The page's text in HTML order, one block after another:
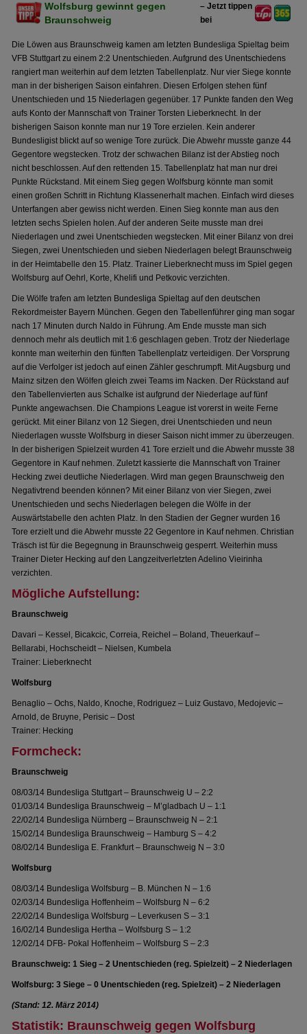
Wolfsburg gewinnt gegen
Braunschweig
– Jetzt tippen
bei
Die Löwen aus Braunschweig kamen am letzten Bundesliga Spieltag beim
VFB Stuttgart zu einem 2:2 Unentschieden. Aufgrund des Unentschiedens
rangiert man weiterhin auf dem letzten Tabellenplatz. Nur vier Siege konnte
man in der bisherigen Saison einfahren. Diesen Erfolgen stehen fünf
Unentschieden und 15 Niederlagen gegenüber. 17 Punkte fanden den Weg
aufs Konto der Mannschaft von Trainer Torsten Lieberknecht. In der
bisherigen Saison konnte man nur 19 Tore erzielen. Kein anderer
Bundesligist blickt auf so wenige Tore zurück. Die Abwehr musste ganze 44
Gegentore wegstecken. Trotz der schwachen Bilanz ist der Abstieg noch
nicht beschlossen. Auf den rettenden 15. Tabellenplatz hat man nur drei
Punkte Rückstand. Mit einem Sieg gegen Wolfsburg könnte man somit
einen großen Schritt in Richtung Klassenerhalt machen. Einfach wird dieses
Unterfangen aber gewiss nicht werden. Einen Sieg konnte man aus den
letzten sechs Spielen holen. Auf der anderen Seite musste man drei
Niederlagen und zwei Unentschieden wegstecken. Mit einer Bilanz von drei
Siegen, zwei Unentschieden und sieben Niederlagen belegt Braunschweig
in der Heimtabelle den 15. Platz. Trainer Lieberknecht muss im Spiel gegen
Wolfsburg auf Oehrl, Korte, Khelifi und Petkovic verzichten.
Die Wölfe trafen am letzten Bundesliga Spieltag auf den deutschen
Rekordmeister Bayern München. Gegen den Tabellenführer ging man sogar
nach 17 Minuten durch Naldo in Führung. Am Ende musste man sich
dennoch mehr als deutlich mit 1:6 geschlagen geben. Trotz der Niederlage
konnte man weiterhin den fünften Tabellenplatz verteidigen. Der Vorsprung
auf die Verfolger ist jedoch auf einen Zähler geschrumpft. Mit Augsburg und
Mainz sitzen den Wölfen gleich zwei Teams im Nacken. Der Rückstand auf
den Tabellenvierten aus Schalke ist aufgrund der Niederlage auf fünf
Punkte angewachsen. Die Champions League ist vorerst in weite Ferne
gerückt. Mit einer Bilanz von 12 Siegen, drei Unentschieden und neun
Niederlagen wusste Wolfsburg in dieser Saison nicht immer zu überzeugen.
In der bisherigen Spielzeit wurden 41 Tore erzielt und die Abwehr musste 38
Gegentore in Kauf nehmen. Zuletzt kassierte die Mannschaft von Trainer
Hecking zwei deutliche Niederlagen. Wird man gegen Braunschweig den
Negativtrend beenden können? Mit einer Bilanz von vier Siegen, zwei
Unentschieden und sechs Niederlagen belegen die Wölfe in der
Auswärtstabelle den achten Platz. In den Stadien der Gegner wurden 16
Tore erzielt und die Abwehr musste 22 Gegentore in Kauf nehmen. Christian
Träsch ist für die Begegnung in Braunschweig gesperrt. Weiterhin muss
Trainer Dieter Hecking auf den Langzeitverletzten Adelino Vieirinha
verzichten.
Mögliche Aufstellung:
Braunschweig
Davari – Kessel, Bicakcic, Correia, Reichel – Boland, Theuerkauf –
Bellarabi, Hochscheidt – Nielsen, Kumbela
Trainer: Lieberknecht
Wolfsburg
Benaglio – Ochs, Naldo, Knoche, Rodriguez – Luiz Gustavo, Medojevic –
Arnold, de Bruyne, Perisic – Dost
Trainer: Hecking
Formcheck:
Braunschweig
08/03/14 Bundesliga Stuttgart – Braunschweig U – 2:2
01/03/14 Bundesliga Braunschweig – M’gladbach U – 1:1
22/02/14 Bundesliga Nürnberg – Braunschweig N – 2:1
15/02/14 Bundesliga Braunschweig – Hamburg S – 4:2
08/02/14 Bundesliga E. Frankfurt – Braunschweig N – 3:0
Wolfsburg
08/03/14 Bundesliga Wolfsburg – B. München N – 1:6
02/03/14 Bundesliga Hoffenheim – Wolfsburg N – 6:2
22/02/14 Bundesliga Wolfsburg – Leverkusen S – 3:1
16/02/14 Bundesliga Hertha – Wolfsburg S – 1:2
12/02/14 DFB- Pokal Hoffenheim – Wolfsburg S – 2:3
Braunschweig: 1 Sieg – 2 Unentschieden (reg. Spielzeit) – 2 Niederlagen
Wolfsburg: 3 Siege – 0 Unentschieden (reg. Spielzeit) – 2 Niederlagen
(Stand: 12. März 2014)
Statistik: Braunschweig gegen Wolfsburg